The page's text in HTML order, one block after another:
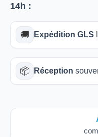
14h :
🚚 Expédition GLS
📦 Réception